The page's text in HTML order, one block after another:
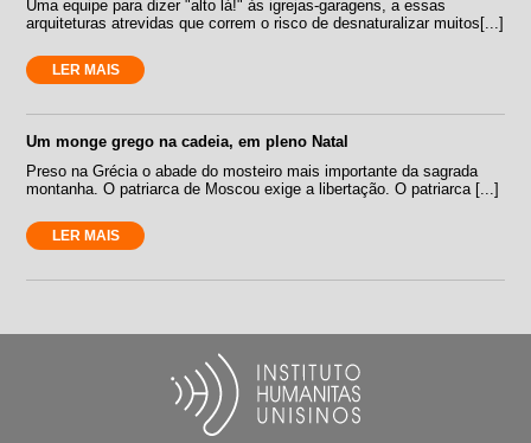
Uma equipe para dizer "alto lá!" às igrejas-garagens, a essas
arquiteturas atrevidas que correm o risco de desnaturalizar muitos[...]
LER MAIS
Um monge grego na cadeia, em pleno Natal
Preso na Grécia o abade do mosteiro mais importante da sagrada
montanha. O patriarca de Moscou exige a libertação. O patriarca [...]
LER MAIS